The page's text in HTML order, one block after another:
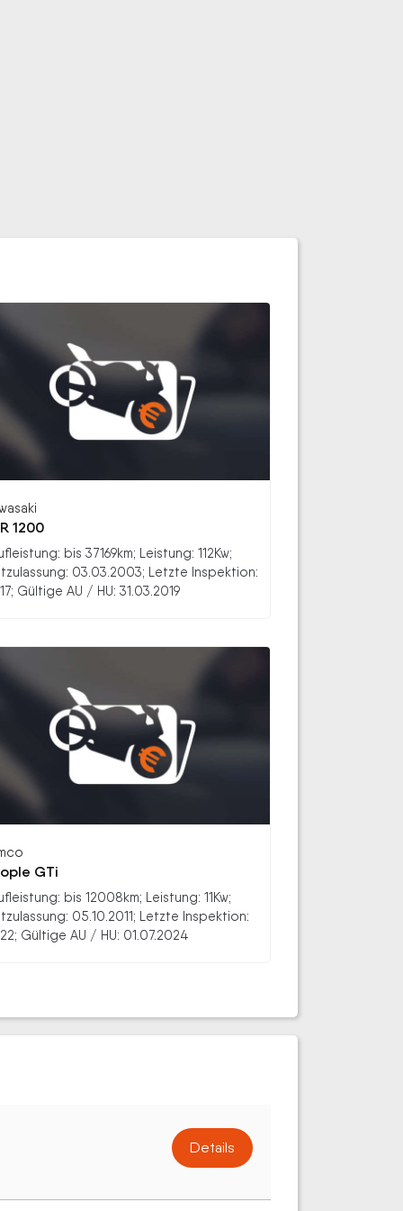
1200
bis 37169km; Leistung: 112Kw;
03.03.2003; Letzte Inspektion:
Gültige AU / HU: 31.03.2019
GTi
bis 12008km; Leistung: 11Kw;
05.10.2011; Letzte Inspektion:
Gültige AU / HU: 01.07.2024
Details